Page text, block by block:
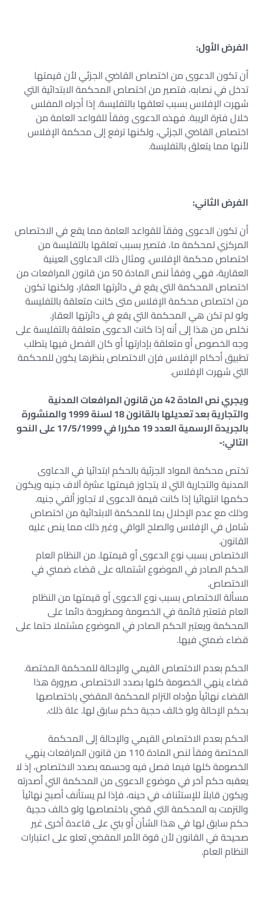
الفرض الأول:
أن تكون الدعوى من اختصاص القاضي الجزئي لأن قيمتها
تدخل في نصابه، فتصير من اختصاص المحكمة الابتدائية التي
شهرت الإفلاس بسبب تعلقها بالتفليسة. إذا أجراه المفلس
خلال فترة الريبة. فهذه الدعوى وفقاً للقواعد العامة من
اختصاص القاضي الجزئي، ولكنها ترفع إلى محكمة الإفلاس
لأنها مما يتعلق بالتفليسة.
الفرض الثاني:
أن تكون الدعوى وفقاً للقواعد العامة مما يقع في الاختصاص
المركزي لمحكمة ما، فتصير بسبب تعلقها بالتفليسة من
اختصاص محكمة الإفلاس. ومثال ذلك الدعاوى العينية
العقارية، فهي وفقاً لنص المادة 50 من قانون المرافعات من
اختصاص المحكمة التي يقع في دائرتها العقار، ولكنها تكون
من اختصاص محكمة الإفلاس متى كانت متعلقة بالتفليسة
ولو لم تكن هي المحكمة التي يقع في دائرتها العقار.
نخلص من هذا إلى أنه إذا كانت الدعوى متعلقة بالتفليسة على
وجه الخصوص أو متعلقة بإدارتها أو كان الفصل فيها يتطلب
تطبيق أحكام الإفلاس فإن الاختصاص بنظرها يكون للمحكمة
التي شهرت الإفلاس.
ويجري نص المادة 42 من قانون المرافعات المدنية
والتجارية بعد تعديلها بالقانون 18 لسنة 1999 والمنشورة
بالجريدة الرسمية العدد 19 مكررا في 17/5/1999 على النحو
التالي:-
تختص محكمة المواد الجزئية بالحكم ابتدائيا في الدعاوى
المدنية والتجارية التي لا يتجاوز قيمتها عشرة آلاف جنيه ويكون
حكمها انتهائيا إذا كانت قيمة الدعوى لا تجاوز ألفي جنيه.
وذلك مع عدم الإخلال بما للمحكمة الابتدائية من اختصاص
شامل في الإفلاس والصلح الواقي وغير ذلك مما ينص عليه
القانون.
الاختصاص بسبب نوع الدعوى أو قيمتها. من النظام العام
الحكم الصادر في الموضوع اشتماله على قضاء ضمني في
الاختصاص.
مسألة الاختصاص بسبب نوع الدعوى أو قيمتها من النظام
العام فتعتبر قائمة في الخصومة ومطروحة دائما على
المحكمة ويعتبر الحكم الصادر في الموضوع مشتملا حتما على
قضاء ضمني فيها.
الحكم بعدم الاختصاص القيمي والإحالة للمحكمة المختصة.
قضاء ينهي الخصومة كلها بصدد الاختصاص. صيرورة هذا
القضاء نهائياً مؤداه التزام المحكمة المقضي باختصاصها
بحكم الإحالة ولو خالف حجية حكم سابق لها. علة ذلك.
الحكم بعدم الاختصاص القيمي والإحالة إلى المحكمة
المختصة وفقاً لنص المادة 110 من قانون المرافعات ينهي
الخصومة كلها فيما فصل فيه وحسمه بصدد الاختصاص، إذ لا
يعقبه حكم آخر في موضوع الدعوى من المحكمة التي أصدرته
ويكون قابلاً للإستئناف في حينه، فإذا لم يستأنف أصبح نهائياً
والتزمت به المحكمة التي قضي باختصاصها ولو خالف حجية
حكم سابق لها في هذا الشأن أو بني على قاعدة أخرى غير
صحيحة في القانون لأن قوة الأمر المقضي تعلو على اعتبارات
النظام العام.